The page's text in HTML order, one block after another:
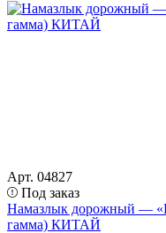
Арт. 04827
Под заказ
Намазлык дорожный —
гамма) КИТАЙ